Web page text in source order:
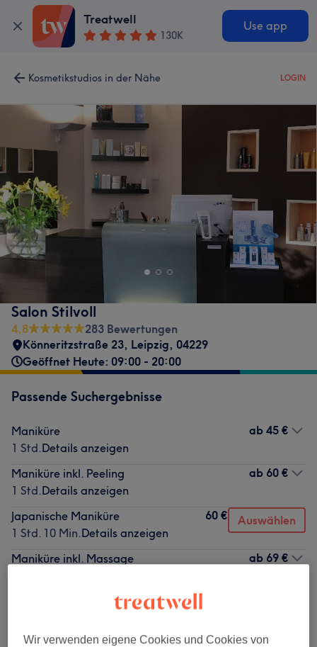
Treatwell
130K
Use app
Kosmetikstudios in der Nähe LOGIN
Salon Stilvoll
4,8
283 Bewertungen
Könneritzstraße 23, Leipzig, 04229
Geöffnet Heute: 09:00 - 20:00
Passende Suchergebnisse
Maniküre
1 Std.Details anzeigen
ab 45 €
Maniküre inkl. Peeling
1 Std.Details anzeigen
ab 60 €
Japanische Maniküre
1 Std. 10 Min.Details anzeigen
60 € Auswählen
Maniküre inkl. Massage
ab 69 €
Alle Services
Wir verwenden eigene Cookies und Cookies von